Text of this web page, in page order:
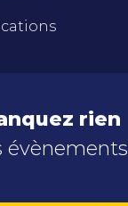
rien
évènements